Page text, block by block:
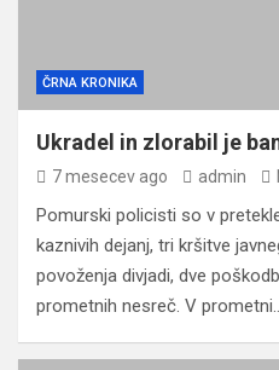
ČRNA KRONIKA
Ukradel in zlorabil je
7 mesecev ago admin
Pomurski policisti so v
kaznivih dejanj, tri kršitve
povoženja divjadi, dve
prometnih nesreč. V